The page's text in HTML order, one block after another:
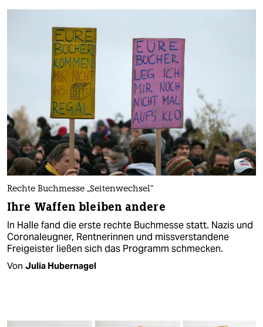
Rechte Buchmesse „Seitenwechsel“
Ihre Waffen bleiben andere
In Halle fand die erste rechte Buchmesse statt. Nazis und
Coronaleugner, Rentnerinnen und missverstandene
Freigeister ließen sich das Programm schmecken.
Von Julia Hubernagel